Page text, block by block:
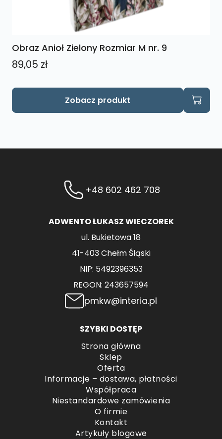
Obraz Anioł Zielony Rozmiar M nr. 9
89,05 zł
Zobacz produkt
+48 602 462 708
ADWENTO ŁUKASZ WIECZOREK
ul. Bukietowa 18
41-403 Chełm Śląski
NIP: 5492396353
REGON: 243657594
pmkw@interia.pl
SZYBKI DOSTĘP
Strona główna
Sklep
Oferta
Informacje – dostawa, płatności
Współpraca
Niestandardowe zamówienia
O firmie
Kontakt
Artykuły blogowe